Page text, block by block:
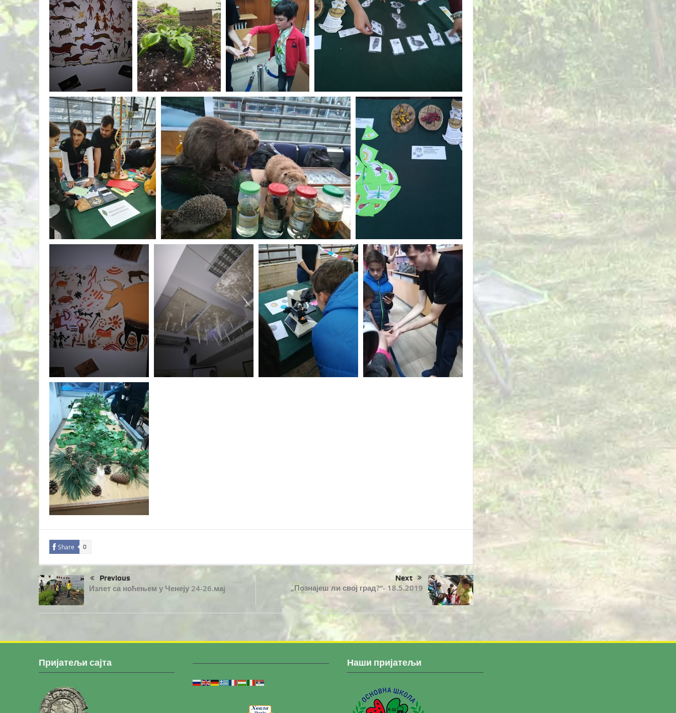
Share 0
Previous
Излет са ноћењем у Ченеју 24-26.маj
Next
„Познајеш ли свој град?“- 18.5.2019
Пријатељи сајта Наши пријатељи